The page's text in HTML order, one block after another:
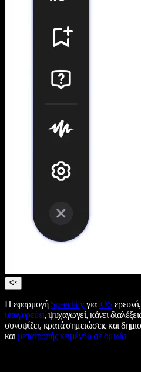
Η εφαρμογή SpeechifyγιαiOS
υπαγορεύει, ψυχαγωγεί, κάνει
συνοψίζει, κρατά σημειώσεις και
καιμετατροπής κειμένου σε ομιλία